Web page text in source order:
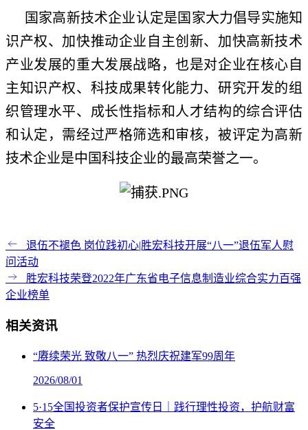
国家高新技术企业认定是国家大力倡导实施知
识产权、加快推动企业自主创新、加快高新技术
产业发展的重大发展战略，也是对企业在核心自
主知识产权、科技成果转化能力、研究开发的组
织管理水平、成长性指标和人才结构的综合评估
和认定，需经过严格筛选和审核，被评定为高新
技术企业是中国科技企业的最高荣誉之一。
退伍不褪色 岗位践初心|胜宏科技开展“八一”退伍军人慰
问活动
胜宏科技荣登2022年广东省电子信息制造业综合实力百强
企业榜单
相关资讯
“赓续荣光 致敬八一” 热烈庆祝建军99周年
2026/08/01
5·15全国投资者保护宣传日｜践行理性投资，护航财富
安全